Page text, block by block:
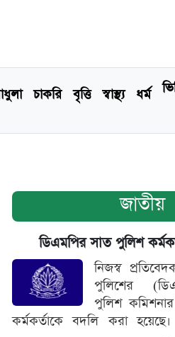
চাকরি বৃত্তি স্বাস্থ্য ধর্ম
জাতীয়
ডিএমপির সাত পুলিশ
নিজস্ব
পুলিশের
পুলিশ
কর্মকর্তাকে বদলি করা